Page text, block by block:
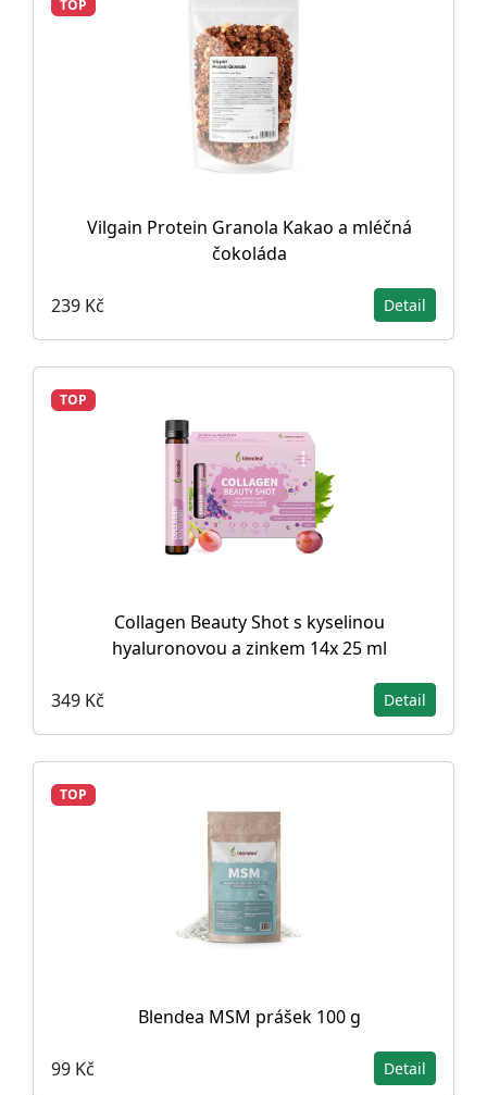
TOP
Vilgain Protein Granola Kakao a mléčná
čokoláda
239 Kč Detail
TOP
Collagen Beauty Shot s kyselinou
hyaluronovou a zinkem 14x 25 ml
349 Kč Detail
TOP
Blendea MSM prášek 100 g
99 Kč Detail